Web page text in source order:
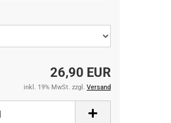
26,90 EUR
inkl. 19% MwSt. zzgl. Versand